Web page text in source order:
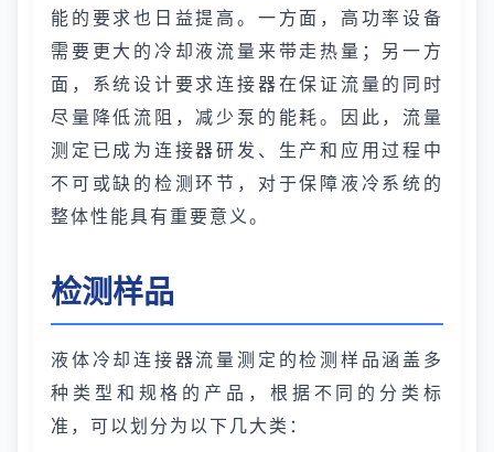
能的要求也日益提高。一方面，高功率设备
需要更大的冷却液流量来带走热量；另一方
面，系统设计要求连接器在保证流量的同时
尽量降低流阻，减少泵的能耗。因此，流量
测定已成为连接器研发、生产和应用过程中
不可或缺的检测环节，对于保障液冷系统的
整体性能具有重要意义。
检测样品
液体冷却连接器流量测定的检测样品涵盖多
种类型和规格的产品，根据不同的分类标
准，可以划分为以下几大类：